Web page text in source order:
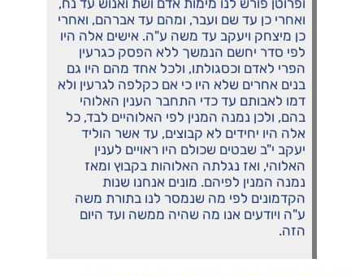
ואחרי כן עד שם ועבר, ומהם עד אברהם, ואחרי
כן מיצחק ויעקב עד משה ע"ה. אישים אלה היו
לפי סדר יחשם הנמשך ללא הפסק כגרעין
הפרי לאדם וכסגולתו, ולכל אחד מהם היו גם
בנים אחרים שלא היו כי אם כקלפה לגרעין ולא
דמו לאבותם עד כדי התחבר הענין האלוהי
בהם, ולכן נמנה המנין לפי האלוהיים לבד, כל
אלה היו יחידים לא קבוצים, עד אשר הוליד
יעקב י"ב שבטים שכולם היו ראויים לענין
האלוהי, ואז נגלתה האלוהות בקבוץ ומאז
נמנה המנין לפיהם. מונים אנחנו שנות
הקדמונים לפי מה שנמסר לנו בתורת משה
ע"ה ויודעים אנו מה שהיה ממשה ועד היום
הזה.